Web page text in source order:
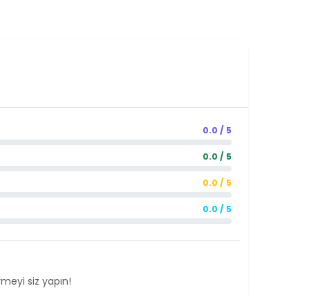
0.0 / 5
0.0 / 5
0.0 / 5
0.0 / 5
siz yapın!